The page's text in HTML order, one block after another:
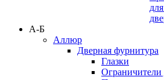
А-Б
Аллюр
Дверная фурнитура
Глазки
Ограничители